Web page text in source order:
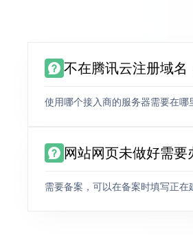
不在腾讯云注册域名
使用哪个接入商的服务器需要在哪
网站网页未做好需要
需要备案，可以在备案时填写正在